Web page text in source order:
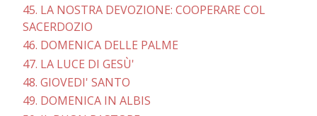
45. LA NOSTRA DEVOZIONE: COOPERARE COL
SACERDOZIO
46. DOMENICA DELLE PALME
47. LA LUCE DI GESÙ'
48. GIOVEDI' SANTO
49. DOMENICA IN ALBIS